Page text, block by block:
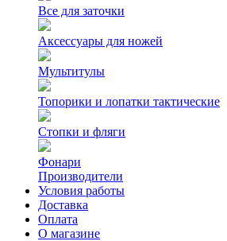
Все для заточки
Аксессуары для ножей
Мультитулы
Топорики и лопатки тактические
Стопки и фляги
Фонари
Производители
Условия работы
Доставка
Оплата
О магазине